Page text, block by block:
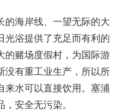
的海岸线、一望无际的大
光浴提供了充足而有利的
的赌场度假村，为国际游
没有重工业生产，所以所
来水可以直接饮用。塞浦
安全无污染。